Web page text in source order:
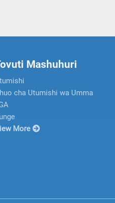
Mashuhuri
cha Utumishi wa Umma
More